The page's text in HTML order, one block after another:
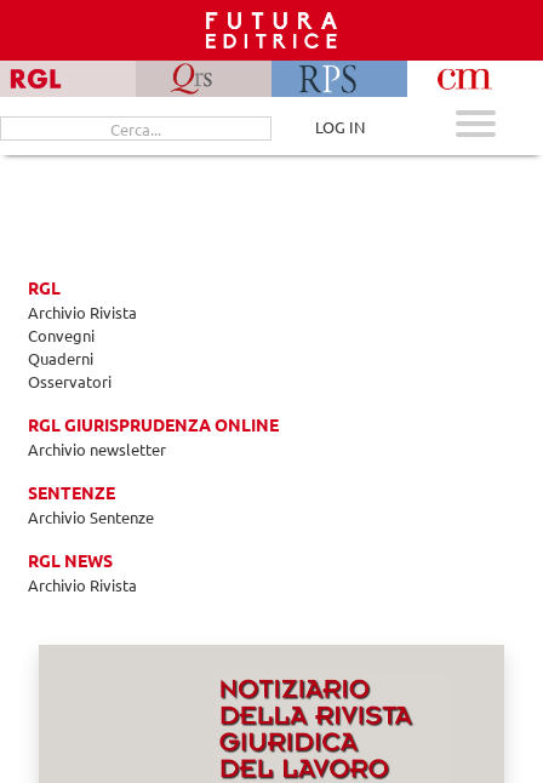
content
Cerca
per:
LOG IN
RGL
Archivio Rivista
Convegni
Quaderni
Osservatori
RGL GIURISPRUDENZA ONLINE
Archivio newsletter
SENTENZE
Archivio Sentenze
RGL NEWS
Archivio Rivista